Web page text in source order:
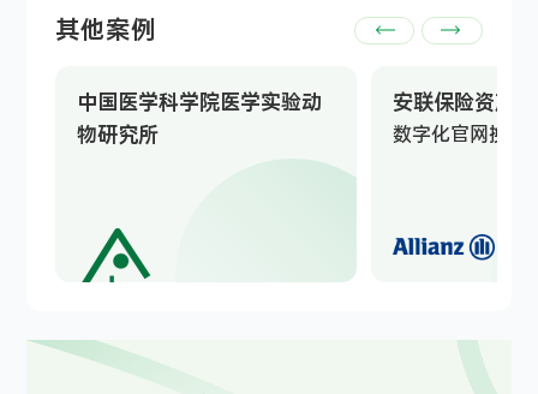
其他案例
中国医学科学院医学实验动
物研究所
安联保险资产
数字化官网换新